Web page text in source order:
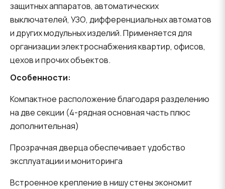
защитных аппаратов, автоматических
выключателей, УЗО, дифференциальных автоматов
и других модульных изделий. Применяется для
организации электроснабжения квартир, офисов,
цехов и прочих объектов.
Особенности:
Компактное расположение благодаря разделению
на две секции (4-рядная основная часть плюс
дополнительная)
Прозрачная дверца обеспечивает удобство
эксплуатации и мониторинга
Встроенное крепление в нишу стены экономит